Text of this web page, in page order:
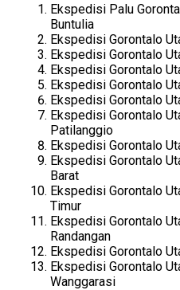
Ekspedisi Palu
Buntulia
Ekspedisi Gorontalo
Ekspedisi Gorontalo
Ekspedisi Gorontalo
Ekspedisi Gorontalo
Ekspedisi Gorontalo
Ekspedisi Gorontalo
Patilanggio
Ekspedisi Gorontalo
Ekspedisi Gorontalo
Barat
Ekspedisi Gorontalo
Timur
Ekspedisi Gorontalo
Randangan
Ekspedisi Gorontalo
Ekspedisi Gorontalo
Wanggarasi